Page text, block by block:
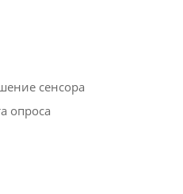
сенсора
опроса